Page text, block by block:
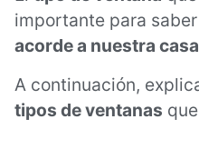
importante para
acorde a nuestra casa
A continuación,
tipos de ventanas